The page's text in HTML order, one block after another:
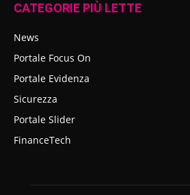
CATEGORIE PIÙ LETTE
News
Portale Focus On
Portale Evidenza
Sicurezza
Portale Slider
FinanceTech